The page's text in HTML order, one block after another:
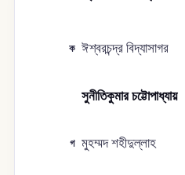
ক ঈশ্বরচন্দ্র বিদ্যাসাগর
সুনীতিকুমার চট্টোপাধ্যায়
গ মুহম্মদ শহীদুল্লাহ